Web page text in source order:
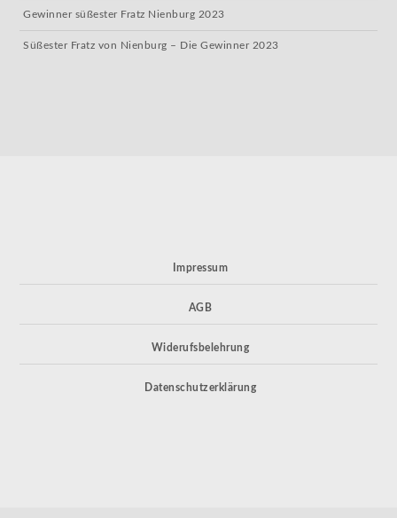
Gewinner süßester Fratz Nienburg 2023
Süßester Fratz von Nienburg – Die Gewinner 2023
Impressum
AGB
Widerufsbelehrung
Datenschutzerklärung